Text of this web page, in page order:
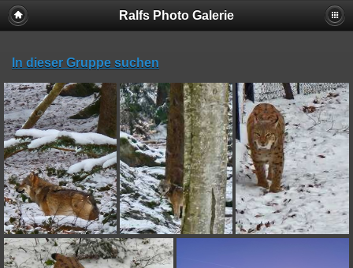
Ralfs Photo Galerie
In dieser Gruppe suchen